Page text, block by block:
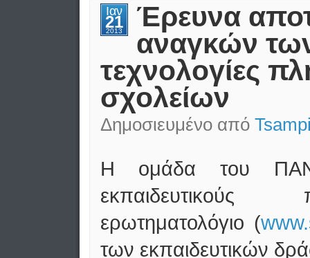
Ιαν
21
2013
Έρευνα
αναγκών
τεχνολογίες
σχολείων
Δημοσιευμένο από
Η ομάδα του
εκπαιδευτικούς
ερωτηματολόγιο (
των εκπαιδευτικών